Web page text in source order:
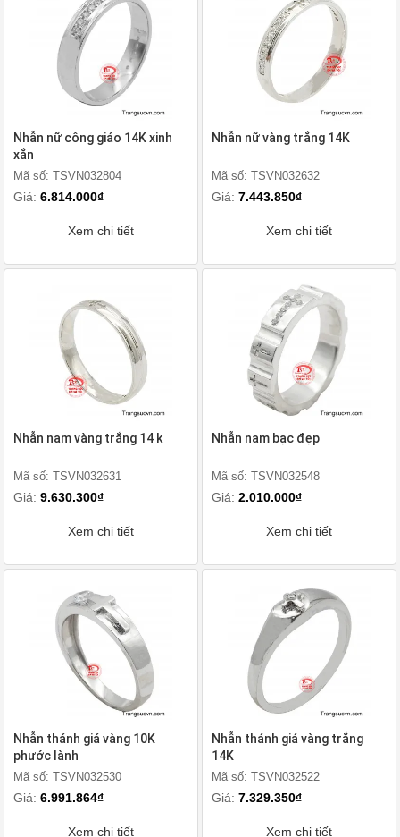
Nhẫn nữ công giáo 14K xinh
xắn
Mã số: TSVN032804
Giá: 6.814.000₫
Xem chi tiết
Nhẫn nữ vàng trắng 14K
Mã số: TSVN032632
Giá: 7.443.850₫
Xem chi tiết
Nhẫn nam vàng trắng 14 k
Mã số: TSVN032631
Giá: 9.630.300₫
Xem chi tiết
Nhẫn nam bạc đẹp
Mã số: TSVN032548
Giá: 2.010.000₫
Xem chi tiết
Nhẫn thánh giá vàng 10K
phước lành
Mã số: TSVN032530
Giá: 6.991.864₫
Xem chi tiết
Nhẫn thánh giá vàng trắng
14K
Mã số: TSVN032522
Giá: 7.329.350₫
Xem chi tiết